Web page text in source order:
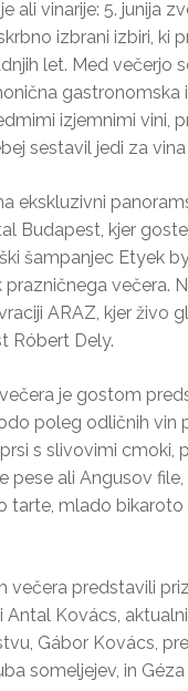
ali vinarije: 5. junija
izbrani izbiri, ki
let. Med večerjo
gastronomska
izjemnimi vini,
sestavil jedi za
ekskluzivni
Budapest, kjer
šampanjec Etyek
večera.
ARAZ, kjer živo
Róbert Dely.
je gostom
poleg odličnih vin
s slivovimi cmoki,
pese ali Angusov
tarte, mlado bikaroto
večera predstavili
Antal Kovács,
Gábor Kovács,
someljejev, in